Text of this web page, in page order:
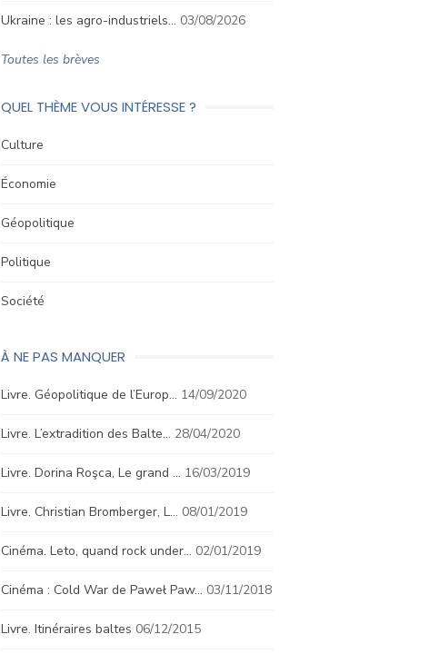
Ukraine : les agro-industriels… 03/08/2026
Toutes les brèves
QUEL THÈME VOUS INTÉRESSE ?
Culture
Économie
Géopolitique
Politique
Société
À NE PAS MANQUER
Livre. Géopolitique de l’Europ… 14/09/2020
Livre. L’extradition des Balte… 28/04/2020
Livre. Dorina Roşca, Le grand … 16/03/2019
Livre. Christian Bromberger, L… 08/01/2019
Cinéma. Leto, quand rock under… 02/01/2019
Cinéma : Cold War de Paweł Paw… 03/11/2018
Livre. Itinéraires baltes 06/12/2015